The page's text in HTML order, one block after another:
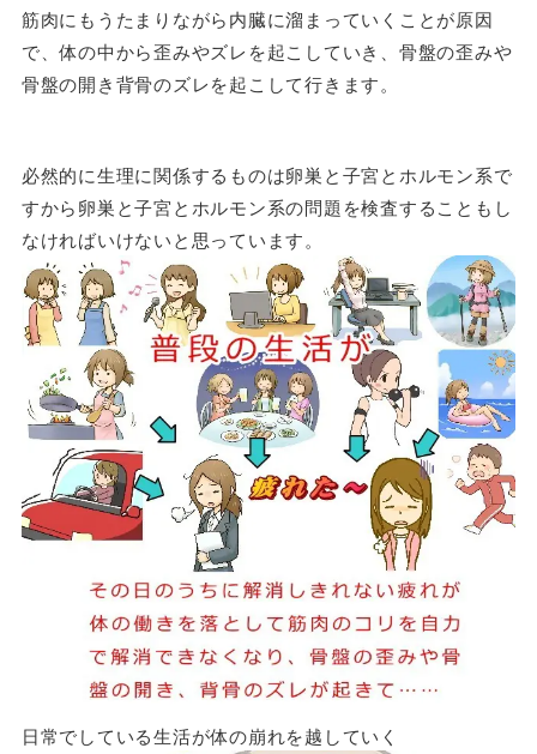
筋肉にもうたまりながら内臓に溜まっていくことが原因
で、体の中から歪みやズレを起こしていき、骨盤の歪みや
骨盤の開き背骨のズレを起こして行きます。
必然的に生理に関係するものは卵巣と子宮とホルモン系で
すから卵巣と子宮とホルモン系の問題を検査することもし
なければいけないと思っています。
日常でしている生活が体の崩れを越していく